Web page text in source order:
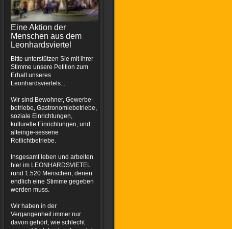
Eine Aktion der
Menschen aus dem
Leonhardsviertel
Bitte unterstützen Sie mit ihrer
Stimme unsere Petition zum
Erhalt unseres
Leonhardsviertels...
Wir sind Bewohner, Gewerbe-
betriebe, Gastronomiebetriebe,
soziale Einrichtungen,
kulturelle Einrichtungen, und
alteinge-sessene
Rotlichtbetriebe.
Insgesamt leben und arbeiten
hier im LEONHARDSVIETEL
rund 1.520 Menschen, denen
endlich eine Stimme gegeben
werden muss.
Wir haben in der
Vergangenheit immer nur
davon gehört, wie schlecht